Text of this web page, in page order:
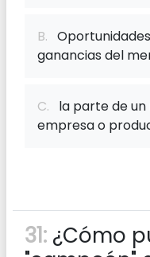
B.
ganancias del
C. la parte de
empresa o
31: ¿Cómo